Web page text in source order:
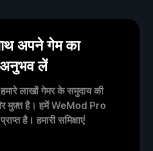
अपने गेम का
अनुभव लें
लाखों गेमर के समुदाय की
मुफ़्त है। हमें WeMod Pro
है। हमारी समिक्षाएं